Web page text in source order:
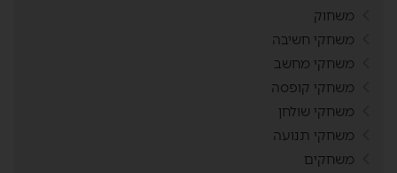
משחוק
משחקי חשיבה
משחקי מחשב
משחקי קופסה
משחקי שולחן
משחקי תנועה
משחקים